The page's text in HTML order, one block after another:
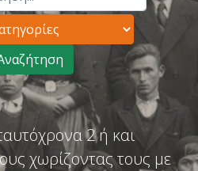
2 ή και
χωρίζοντας τους με